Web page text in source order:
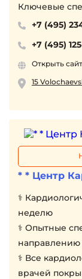
Ключевые
- Центр
-
- Центр
- Центр
+7 (495)
+7 (495)
Открыть сайт
15
* * Центр
⚕︎
неделю
⚕︎ Опытные
⚕︎ Все
врачей